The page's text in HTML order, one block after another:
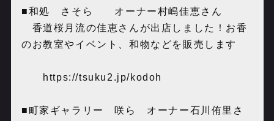
■和処 さそら オーナー村嶋佳恵さん
香道桜月流の佳恵さんが出店しました！お香
のお教室やイベント、和物などを販売します
https://tsuku2.jp/kodoh
■町家ギャラリー 咲ら オーナー石川侑里さ